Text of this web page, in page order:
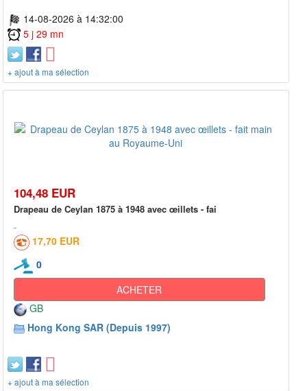
14-08-2026 à 14:32:00
5 j 29 mn
+ ajout à ma sélection
104,48 EUR
Drapeau de Ceylan 1875 à 1948 avec œillets - fai
17,70 EUR
0
ACHETER
GB
Hong Kong SAR (Depuis 1997)
+ ajout à ma sélection